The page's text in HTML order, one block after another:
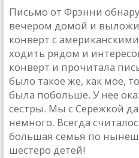
Письмо от Фрэнни
вечером домой и
конверт с
ходить рядом и
конверт и прочитала
было такое же, как мое,
была побольше. У нее
сестры. Мы с Сережкой
немного. Всегда
большая семья по
шестеро детей!